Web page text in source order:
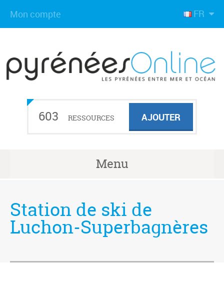
FR
Mon compte
603 RESSOURCES AJOUTER
Menu
Station de ski de
Luchon-Superbagnères